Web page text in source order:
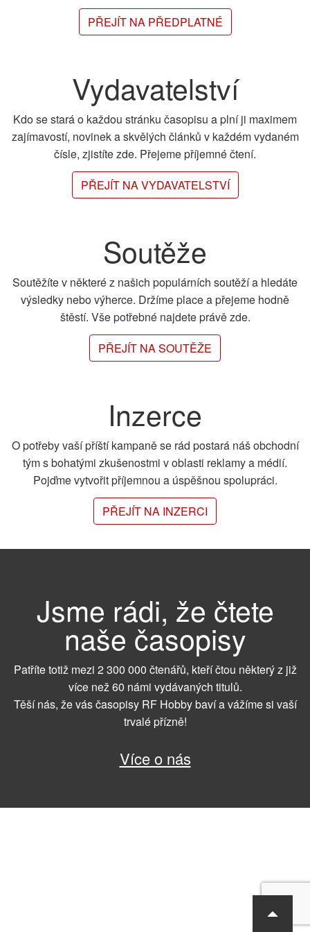
PŘEJÍT NA PŘEDPLATNÉ
Vydavatelství
Kdo se stará o každou stránku časopisu a plní ji maximem
zajímavostí, novinek a skvělých článků v každém vydaném
čísle, zjistíte zde. Přejeme příjemné čtení.
PŘEJÍT NA VYDAVATELSTVÍ
Soutěže
Soutěžíte v některé z našich populárních soutěží a hledáte
výsledky nebo výherce. Držíme place a přejeme hodně
štěstí. Vše potřebné najdete právě zde.
PŘEJÍT NA SOUTĚŽE
Inzerce
O potřeby vaší příští kampaně se rád postará náš obchodní
tým s bohatými zkušenostmi v oblasti reklamy a médií.
Pojďme vytvořit příjemnou a úspěšnou spolupráci.
PŘEJÍT NA INZERCI
Jsme rádi, že čtete
naše časopisy
Patříte totiž mezi 2 300 000 čtenářů, kteří čtou některý z již
více než 60 námi vydávaných titulů.
Těší nás, že vás časopisy RF Hobby baví a vážíme si vaší
trvalé přízně!
Více o nás